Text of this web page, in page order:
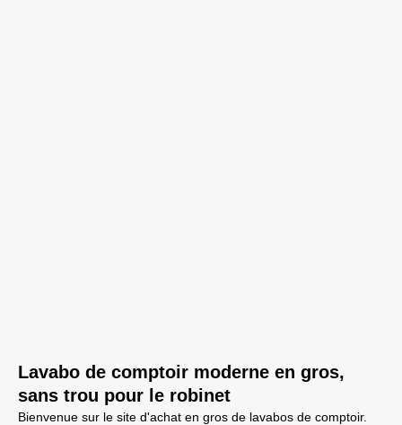
Lavabo de comptoir moderne en gros,
sans trou pour le robinet
Bienvenue sur le site d'achat en gros de lavabos de comptoir.